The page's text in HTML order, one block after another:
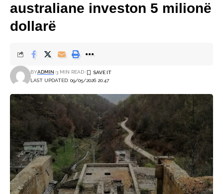
australiane investon 5 milionë
dollarë
LAST UPDATED: 09/05/2026 20:47
BYADMIN 3 MIN READ